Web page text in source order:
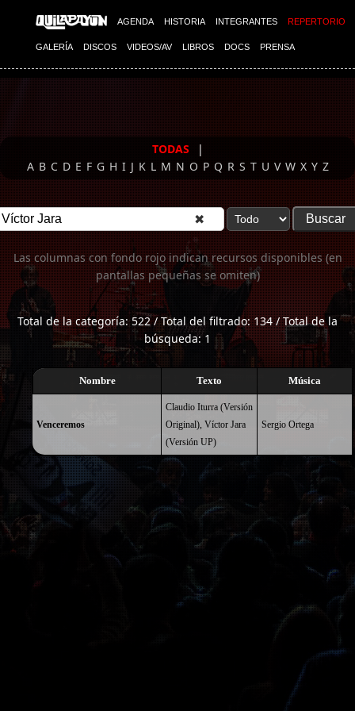
AGENDA HISTORIA INTEGRANTES REPERTORIO
GALERÍA DISCOS VIDEOS/AV LIBROS DOCS PRENSA
Imagen 01
TODAS
|
A B C D E F G H I J K L M N O P Q R S T U V W X Y Z
✖
Las columnas con fondo rojo indican recursos disponibles (en
pantallas pequeñas se omiten)
Total de la categoría: 522 / Total del filtrado: 134 / Total de la
búsqueda: 1
Nombre Texto Música
Venceremos
Claudio Iturra (Versión
Original), Víctor Jara
(Versión UP)
Sergio Ortega